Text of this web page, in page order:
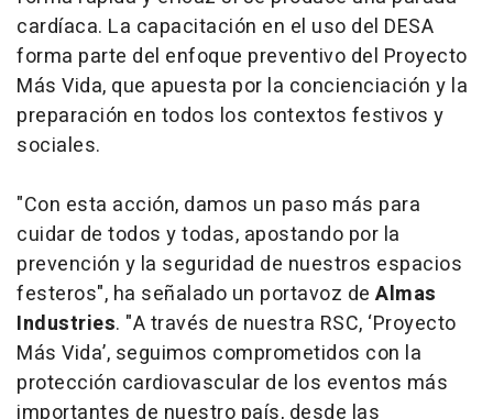
cardíaca. La capacitación en el uso del DESA
forma parte del enfoque preventivo del Proyecto
Más Vida, que apuesta por la concienciación y la
preparación en todos los contextos festivos y
sociales.
"Con esta acción, damos un paso más para
cuidar de todos y todas, apostando por la
prevención y la seguridad de nuestros espacios
festeros", ha señalado un portavoz de Almas
Industries. "A través de nuestra RSC, ‘Proyecto
Más Vida’, seguimos comprometidos con la
protección cardiovascular de los eventos más
importantes de nuestro país, desde las